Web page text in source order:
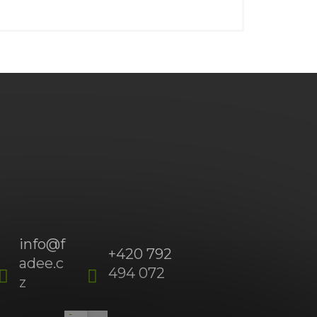
info@f
adee.c
z
+420 792
494 072
(Po-
-